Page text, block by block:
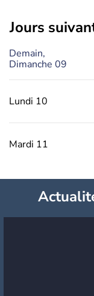
jours
Demain,
Dimanche 09
Lundi 10
Mardi 11